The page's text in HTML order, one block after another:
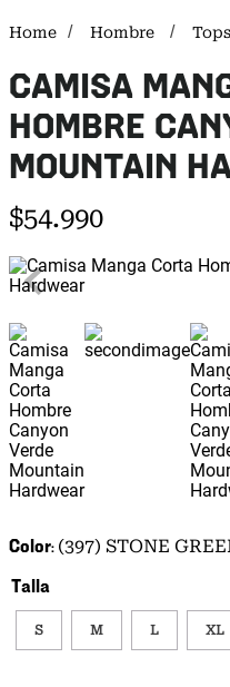
Hombre Tops
CAMISA
HOMBRE
MOUNTAIN
$54.990
Color (397) STONE
Talla
S M L XL